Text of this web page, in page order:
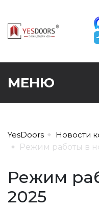
МЕНЮ
YesDoors
Новости
Режим работы в
Режим
2025